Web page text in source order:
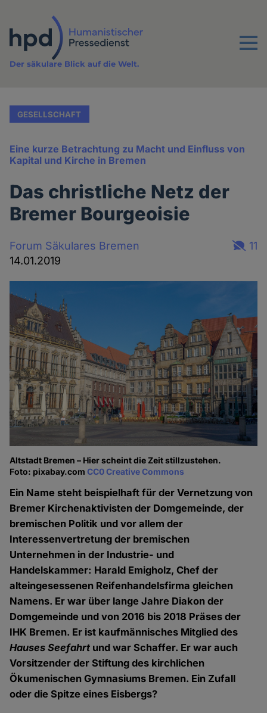
Inhalt
Menu
Der säkulare Blick auf die Welt.
GESELLSCHAFT
Eine kurze Betrachtung zu Macht und Einfluss von
Kapital und Kirche in Bremen
Das christliche Netz der
Bremer Bourgeoisie
Forum Säkulares Bremen
14.01.2019
11
Altstadt Bremen – Hier scheint die Zeit stillzustehen.
Foto: pixabay.comCC0 Creative Commons
Ein Name steht beispielhaft für der Vernetzung von
Bremer Kirchenaktivisten der Domgemeinde, der
bremischen Politik und vor allem der
Interessenvertretung der bremischen
Unternehmen in der Industrie- und
Handelskammer: Harald Emigholz, Chef der
alteingesessenen Reifenhandelsfirma gleichen
Namens. Er war über lange Jahre Diakon der
Domgemeinde und von 2016 bis 2018 Präses der
IHK Bremen. Er ist kaufmännisches Mitglied des
Hauses Seefahrt und war Schaffer. Er war auch
Vorsitzender der Stiftung des kirchlichen
Ökumenischen Gymnasiums Bremen. Ein Zufall
oder die Spitze eines Eisbergs?